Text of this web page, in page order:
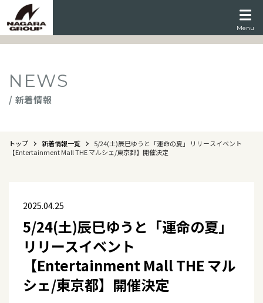
Menu
NEWS
/ 新着情報
トップ 新着情報一覧
5/24(土)辰巳ゆうと「運命の夏」 リリースイベント
【Entertainment Mall THE マルシェ/東京都】開催決定
2025.04.25
5/24(土)辰巳ゆうと「運命の夏」
リリースイベント
【Entertainment Mall THE マル
シェ/東京都】開催決定